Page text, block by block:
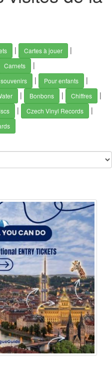
| Cartes à jouer |
Carnets |
| Pour enfants |
| Bonbons | Chiffres |
| Czech Vinyl Records |